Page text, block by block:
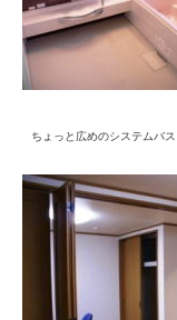
ちょっと広めのシステムバス